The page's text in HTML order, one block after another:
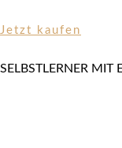
Jetzt kaufen
SELBSTLERNER MIT